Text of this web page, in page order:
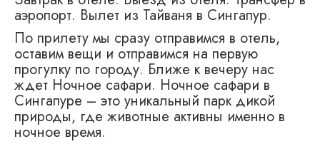
аэропорт. Вылет из Тайваня в Сингапур.
По прилету мы сразу отправимся в отель,
оставим вещи и отправимся на первую
прогулку по городу. Ближе к вечеру нас
ждет Ночное сафари. Ночное сафари в
Сингапуре – это уникальный парк дикой
природы, где животные активны именно в
ночное время.